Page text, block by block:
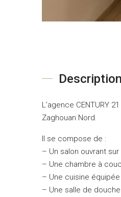
Description
L’agence CENTURY
Zaghouan Nord.
Il se compose de :
– Un salon ouvrant
– Une chambre à
– Une cuisine
– Une salle de douche